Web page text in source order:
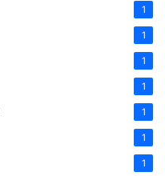
1
1
1
1
1
1
1